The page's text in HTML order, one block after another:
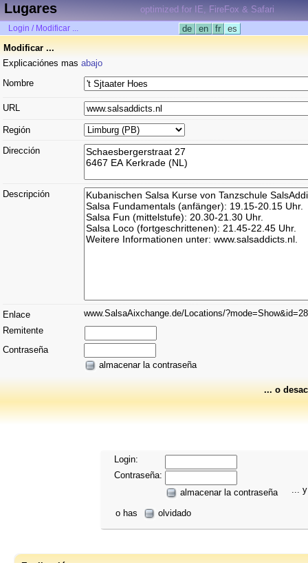
Lugares optimized for IE, FireFox & Safari
Login / Modificar ... de en fr
es
Modificar ...
Explicaciónes mas abajo
Nombre
URL
Región
Dirección
Descripción
Enlace
www.SalsaAixchange.de/Locations/
Remitente
Contraseña
almacenar la contraseña
... o
Login:
Contraseña:
almacenar la contraseña
o has
olvidado
...